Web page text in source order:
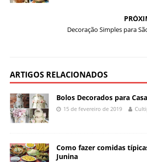
Decoração Simples para
ARTIGOS RELACIONADOS
Bolos Decorados para
15 de fevereiro de 2019
Como fazer comidas
Junina